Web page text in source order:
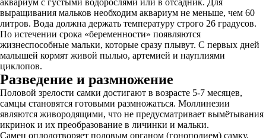
аквариум с густыми водорослями или в отсадник. Для
выращивания мальков необходим аквариум не меньше, чем 60
литров. Вода должна держать температуру строго 26 градусов.
По истечении срока «беременности» появляются
жизнеспособные мальки, которые сразу плывут. С первых дней
малышей кормят живой пылью, артемией и науплиями
циклопов.
Разведение и размножение
Половой зрелости самки достигают в возрасте 5-7 месяцев,
самцы становятся готовыми размножаться. Моллинезии
являются живородящими, что не предусматривает вымётывания
икринок и их преобразование в личинки и мальки.
Самец оплодотворяет половым органом (гоноподием) самку,